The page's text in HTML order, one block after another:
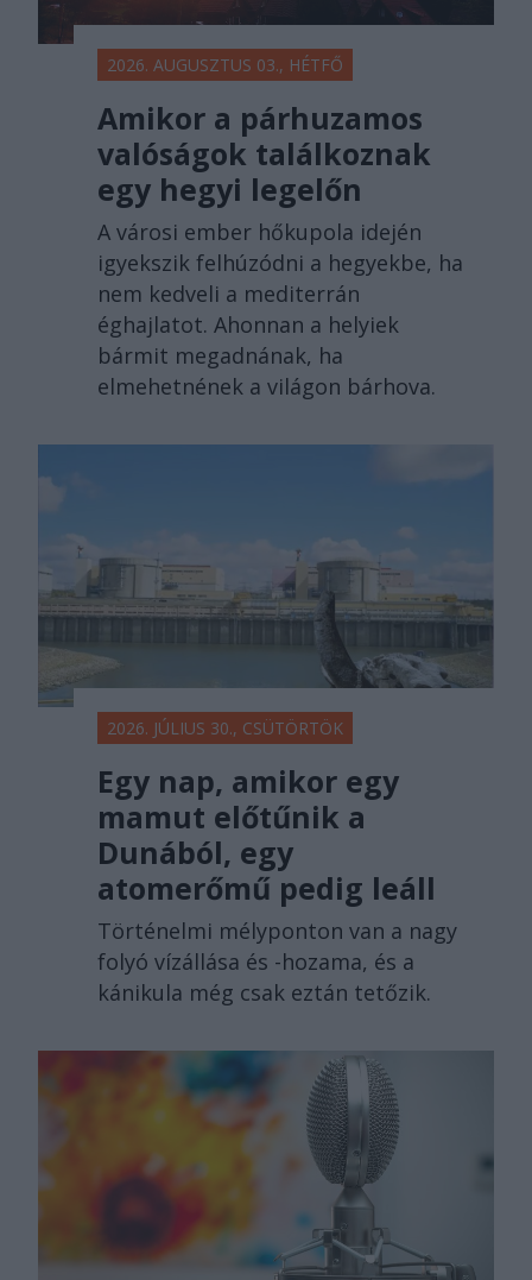
2026. AUGUSZTUS 03., HÉTFŐ
Amikor a párhuzamos
valóságok találkoznak
egy hegyi legelőn
A városi ember hőkupola idején
igyekszik felhúzódni a hegyekbe, ha
nem kedveli a mediterrán
éghajlatot. Ahonnan a helyiek
bármit megadnának, ha
elmehetnének a világon bárhova.
2026. JÚLIUS 30., CSÜTÖRTÖK
Egy nap, amikor egy
mamut előtűnik a
Dunából, egy
atomerőmű pedig leáll
Történelmi mélyponton van a nagy
folyó vízállása és -hozama, és a
kánikula még csak eztán tetőzik.